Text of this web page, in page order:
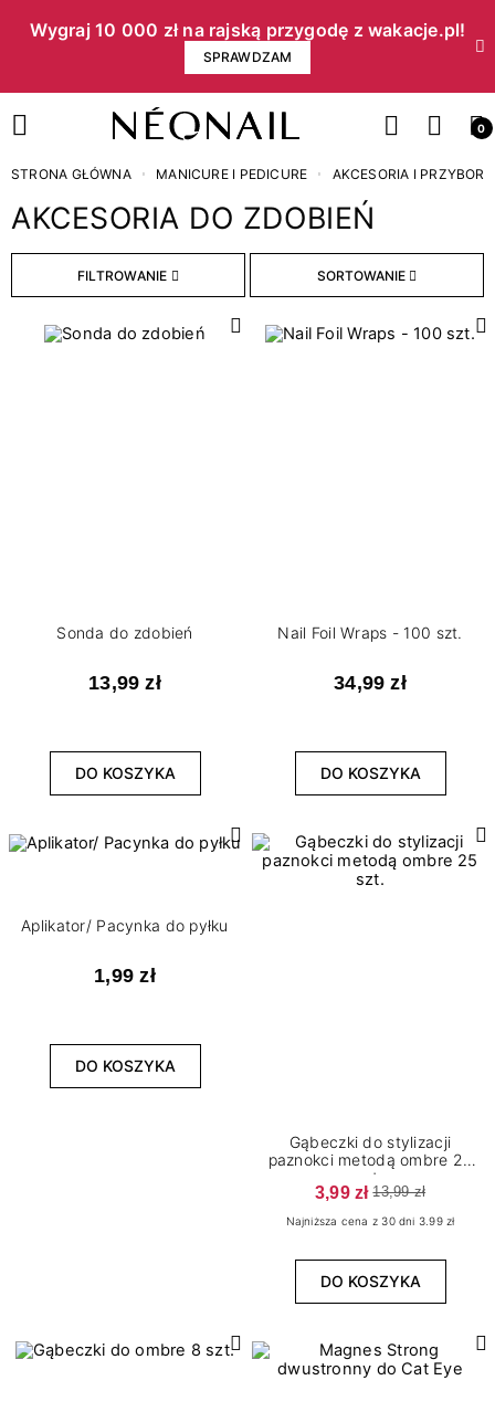
Wygraj 10 000 zł na rajską przygodę z wakacje.pl!​
SPRAWDZAM
0
Cena
zł
STRONA GŁÓWNA MANICURE I PEDICURE AKCESORIA I
AKCESORIA DO ZDOBIEŃ
FILTROWANIE SORTOWANIE
Sonda do zdobień
13,99 zł
DO KOSZYKA
Nail Foil Wraps - 100 szt.
34,99 zł
DO KOSZYKA
Aplikator/ Pacynka do pyłku
1,99 zł
DO KOSZYKA
Gąbeczki do stylizacji
paznokci metodą ombre 25
szt.
3,99 zł 13,99 zł
Najniższa cena z 30 dni 3.99 zł
DO KOSZYKA